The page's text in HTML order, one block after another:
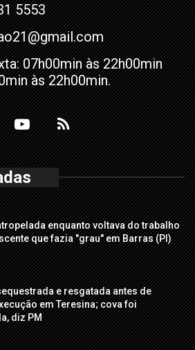
5553
07h00min às 22h00min
às 22h00min.
enquanto voltava do trabalho
que fazia "grau" em Barras (PI)
e resgatada antes de
em Teresina; cova foi
diz PM